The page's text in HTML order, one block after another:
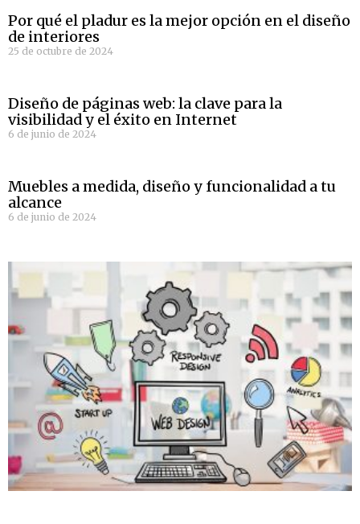
Por qué el pladur es la mejor opción en el diseño
de interiores
25 de octubre de 2024
Diseño de páginas web: la clave para la
visibilidad y el éxito en Internet
6 de junio de 2024
Muebles a medida, diseño y funcionalidad a tu
alcance
6 de junio de 2024